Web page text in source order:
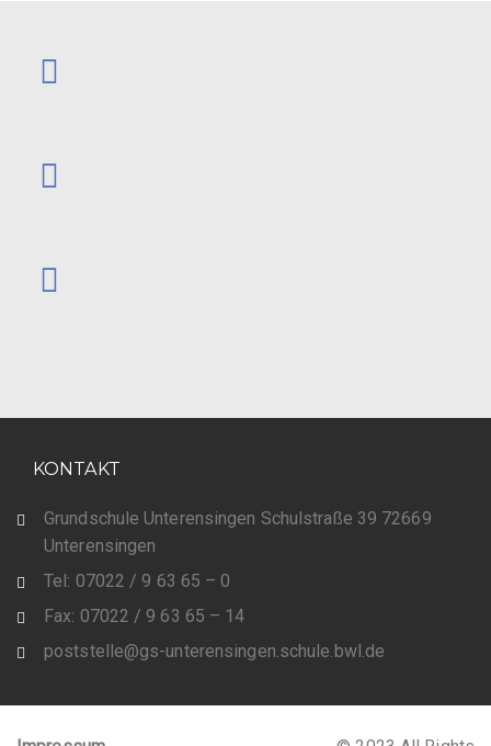
KONTAKT
Grundschule Unterensingen Schulstraße 39 72669
Unterensingen
Tel: 07022 / 9 63 65 – 0
Fax: 07022 / 9 63 65 – 14
poststelle@gs-unterensingen.schule.bwl.de